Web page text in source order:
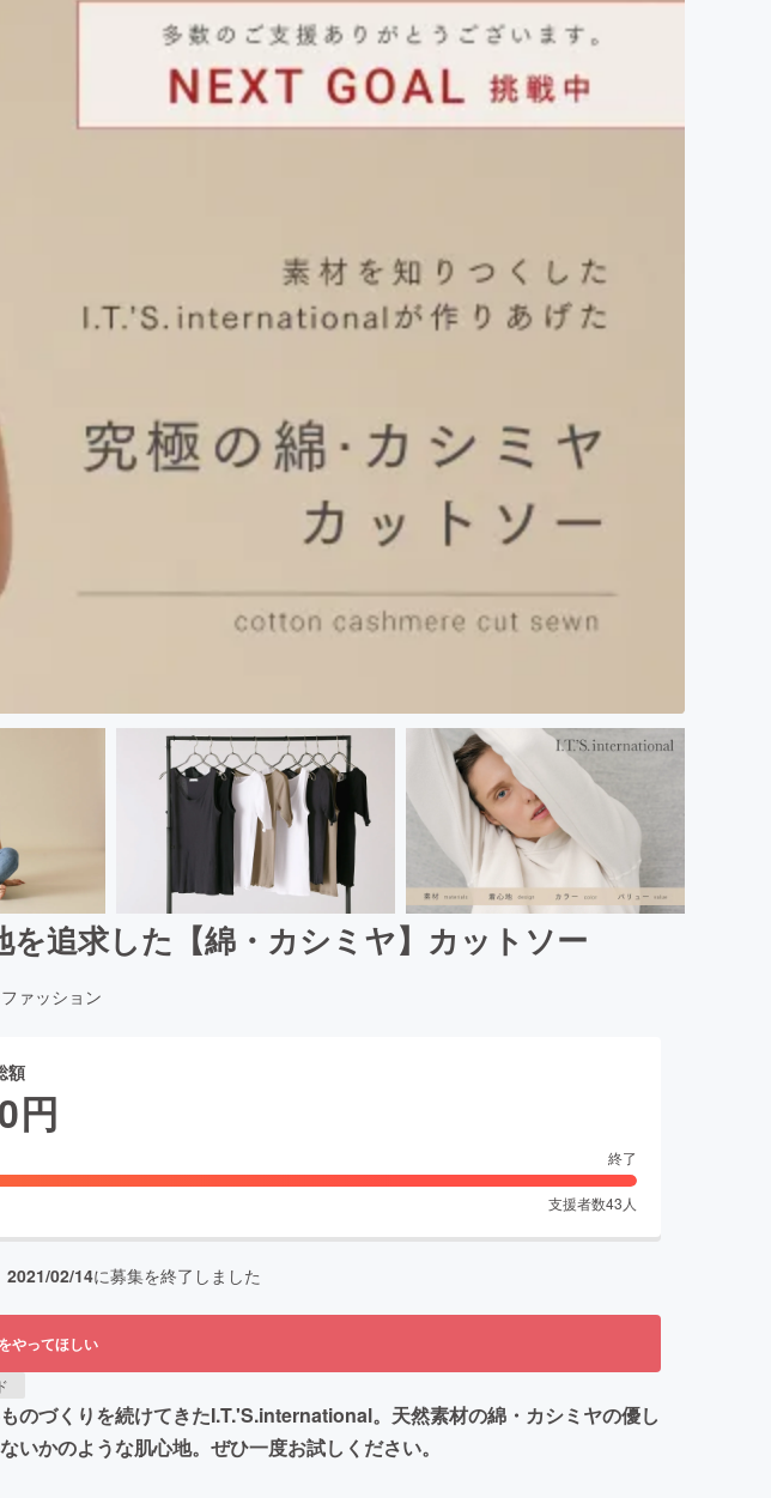
追求した【綿・カシミヤ】カットソー
ファッション
額
円
終了
支援者数43 人
2021/02/14に募集を終了しました
やってほしい
のづくりを続けてきたI.T.'S.international。天然素材の綿・カシミヤの優し
かのような肌心地。ぜひ一度お試しください。